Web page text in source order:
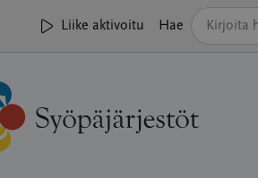
Liike aktivoitu Hae